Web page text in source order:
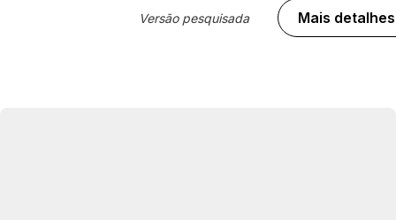
Versão pesquisada Mais detalhes